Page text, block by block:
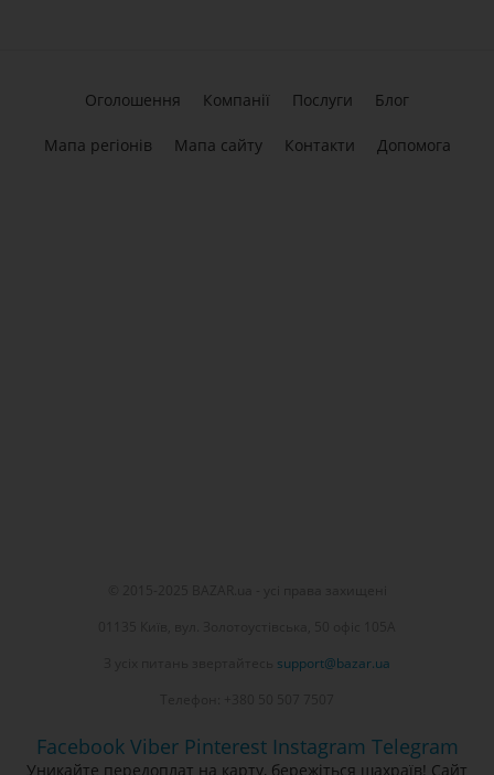
support@bazar.ua
Оголошення Компанії Послуги Блог
Мапа регіонів Мапа сайту Контакти Допомога
Facebook Viber Pinterest Instagram Telegram
Уникайте передоплат на карту, бережіться шахраїв! Сайт